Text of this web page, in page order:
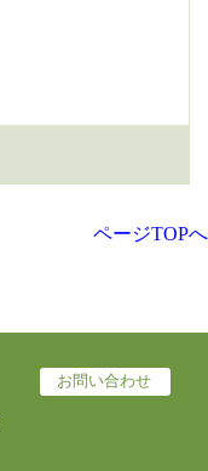
ページTOPへ
お問い合わせ